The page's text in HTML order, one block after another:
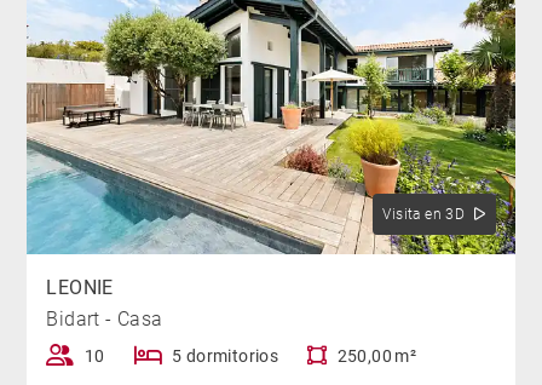
Visita en 3D
LEONIE
Bidart - Casa
10 5 dormitorios 250,00 m²